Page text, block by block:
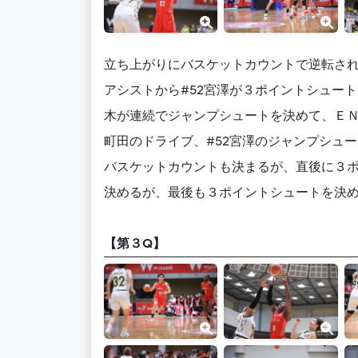
立ち上がりにバスケットカウントで逆転さ
アシストから#52宮澤が３ポイントシュー
木が連続でジャンプシュートを決めて、Ｅ
町田のドライブ、#52宮澤のジャンプシュ
バスケットカウントも決まるが、直後に３
決めるが、最後も３ポイントシュートを決
【第３Q】